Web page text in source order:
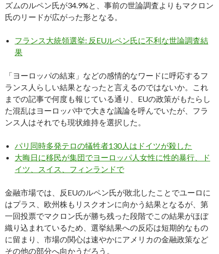
ズムのルペン氏が34.9%と、事前の世論調査よりもマクロン
氏のリードが広がった形となる。
フランス大統領選挙: 反EUルペン氏に不利な世論調査結
果
「ヨーロッパの結束」などの感情的なワードに呼応するフ
ランス人らしい結果となったと言えるのではないか。これ
までの記事で何度も報じている通り、EUの政策がもたらし
た混乱はヨーロッパ中で大きな議論を呼んでいたが、フラ
ンス人はそれでも現状維持を選択した。
パリ同時多発テロの犠牲者130人はドイツが殺した
大晦日に移民が集団でヨーロッパ人女性に性的暴行、ド
イツ、スイス、フィンランドで
金融市場では、反EUのルペン氏が敗北したことでユーロに
はプラス、欧州株もリスクオンに向かう結果となるが、第
一回投票でマクロン氏が勝ち残った段階でこの結果がほぼ
織り込まれているため、選挙結果への反応は短期的なもの
に留まり、市場の関心は速やかにアメリカの金融政策など
その他の部分へ向かうだろう。